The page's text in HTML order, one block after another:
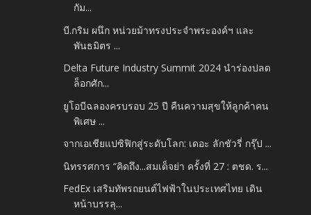
กัม...
บี.กริม ผนึก หน่วยม้าทรงประจำพระองค์ฯ และ
พันธมิตร ...
Delta Future Industry Summit 2024 นำร่องปลด
ล็อกศัก...
ยูโอบีฉลองครบรอบ 25 ปี คืนความสุขให้ลูกค้าคน
พิเศษ ...
จากเอเชียแปซิฟิกสู่ระดับโลก: เดอะ ลักชัวรี่ กรุ๊ป ...
นิทรรศการ “คิดถึง...สมเด็จย่า ครั้งที่ 27 : ตชด. ร...
FedEx เสริมทัพรถยนต์ไฟฟ้าในประเทศไทย เดิน
หน้าบรรลุ...